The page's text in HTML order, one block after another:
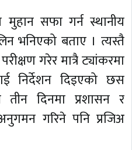
मुहान सफा गर्न स्थानीय
भनिएको बताए । त्यस्तै
गरेर मात्रै ट्यांकरमा
निर्देशन दिइएको छस
दिनमा प्रशासन र
गरिने पनि प्रजिअ